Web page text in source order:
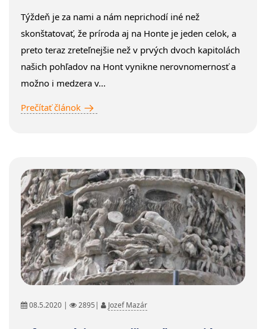
Týždeň je za nami a nám neprichodí iné než
skonštatovať, že príroda aj na Honte je jeden celok, a
preto teraz zreteľnejšie než v prvých dvoch kapitolách
našich pohľadov na Hont vynikne nerovnomernosť a
možno i medzera v...
Prečítať článok
08.5.2020 | 2895| Jozef Mazár